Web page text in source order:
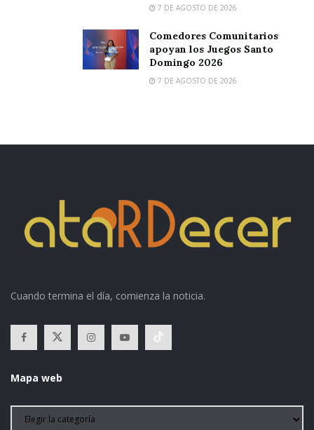
7 DE AGOSTO DE 2026
Comedores Comunitarios
apoyan los Juegos Santo
Domingo 2026
7 DE AGOSTO DE 2026
Cuando termina el día, comienza la noticia.
Mapa web